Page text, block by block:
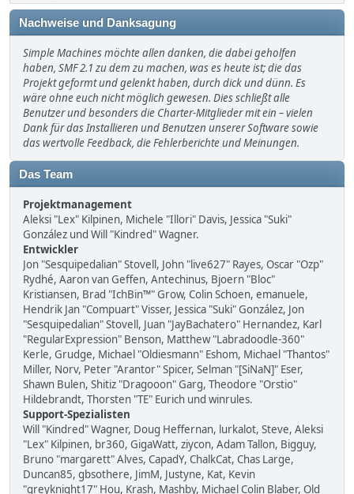
Nachweise und Danksagung
Simple Machines möchte allen danken, die dabei geholfen
haben, SMF 2.1 zu dem zu machen, was es heute ist; die das
Projekt geformt und gelenkt haben, durch dick und dünn. Es
wäre ohne euch nicht möglich gewesen. Dies schließt alle
Benutzer und besonders die Charter-Mitglieder mit ein – vielen
Dank für das Installieren und Benutzen unserer Software sowie
das wertvolle Feedback, die Fehlerberichte und Meinungen.
Das Team
Projektmanagement
Aleksi "Lex" Kilpinen, Michele "Illori" Davis, Jessica "Suki"
González und Will "Kindred" Wagner.
Entwickler
Jon "Sesquipedalian" Stovell, John "live627" Rayes, Oscar "Ozp"
Rydhé, Aaron van Geffen, Antechinus, Bjoern "Bloc"
Kristiansen, Brad "IchBin™" Grow, Colin Schoen, emanuele,
Hendrik Jan "Compuart" Visser, Jessica "Suki" González, Jon
"Sesquipedalian" Stovell, Juan "JayBachatero" Hernandez, Karl
"RegularExpression" Benson, Matthew "Labradoodle-360"
Kerle, Grudge, Michael "Oldiesmann" Eshom, Michael "Thantos"
Miller, Norv, Peter "Arantor" Spicer, Selman "[SiNaN]" Eser,
Shawn Bulen, Shitiz "Dragooon" Garg, Theodore "Orstio"
Hildebrandt, Thorsten "TE" Eurich und winrules.
Support-Spezialisten
Will "Kindred" Wagner, Doug Heffernan, lurkalot, Steve, Aleksi
"Lex" Kilpinen, br360, GigaWatt, ziycon, Adam Tallon, Bigguy,
Bruno "margarett" Alves, CapadY, ChalkCat, Chas Large,
Duncan85, gbsothere, JimM, Justyne, Kat, Kevin
"greyknight17" Hou, Krash, Mashby, Michael Colin Blaber, Old